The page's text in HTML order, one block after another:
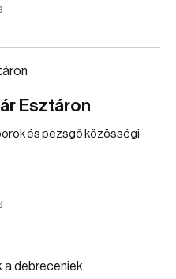
Esztáron
és pezsgő közösségi